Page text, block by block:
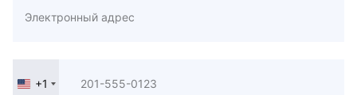
United
+1